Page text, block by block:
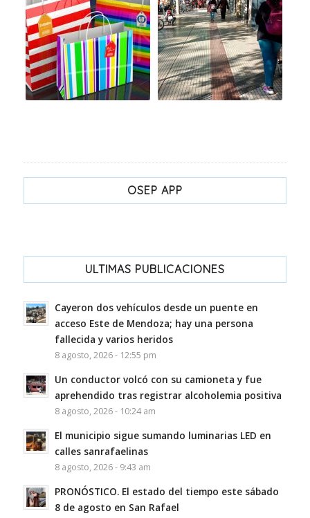
OSEP APP
ULTIMAS PUBLICACIONES
Cayeron dos vehículos desde un puente en
acceso Este de Mendoza; hay una persona
fallecida y varios heridos
8 agosto, 2026 - 12:55 pm
Un conductor volcó con su camioneta y fue
aprehendido tras registrar alcoholemia positiva
8 agosto, 2026 - 10:24 am
El municipio sigue sumando luminarias LED en
calles sanrafaelinas
8 agosto, 2026 - 9:43 am
PRONÓSTICO. El estado del tiempo este sábado
8 de agosto en San Rafael